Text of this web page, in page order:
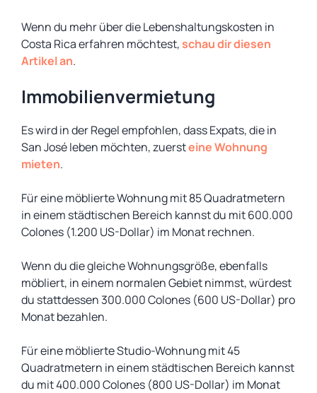
Wenn du mehr über die Lebenshaltungskosten in
Costa Rica erfahren möchtest, schau dir diesen
Artikel an.
Immobilienvermietung
Es wird in der Regel empfohlen, dass Expats, die in
San José leben möchten, zuersteine Wohnung
mieten.
Für eine möblierte Wohnung mit 85 Quadratmetern
in einem städtischen Bereich kannst du mit 600.000
Colones (1.200 US-Dollar) im Monat rechnen.
Wenn du die gleiche Wohnungsgröße, ebenfalls
möbliert, in einem normalen Gebiet nimmst, würdest
du stattdessen 300.000 Colones (600 US-Dollar) pro
Monat bezahlen.
Für eine möblierte Studio-Wohnung mit 45
Quadratmetern in einem städtischen Bereich kannst
du mit 400.000 Colones (800 US-Dollar) im Monat